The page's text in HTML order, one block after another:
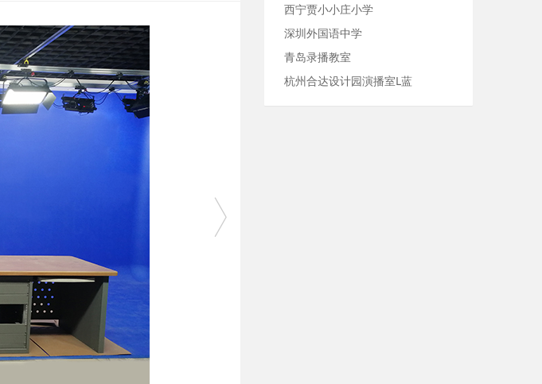
西宁贾小小庄小学
深圳外国语中学
青岛录播教室
杭州合达设计园演播室L蓝